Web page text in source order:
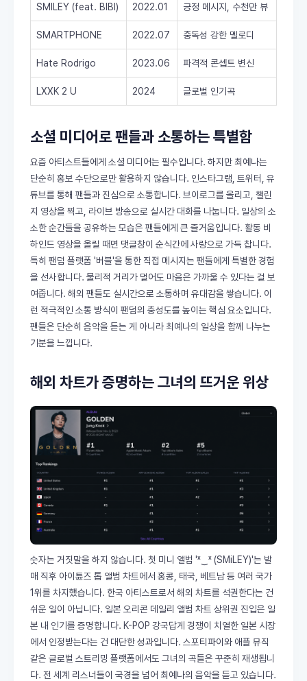
SMILEY (feat. BIBI) 2022.01 긍정 메시지, 수천만 뷰
SMARTPHONE 2022.07 중독성 강한 멜로디
Hate Rodrigo 2023.06 파격적 콘셉트 변신
LXXK 2 U 2024 글로벌 인기곡
소셜 미디어로 팬들과 소통하는 특별함
요즘 아티스트들에게 소셜 미디어는 필수입니다. 하지만 최예나는
단순히 홍보 수단으로만 활용하지 않습니다. 인스타그램, 트위터, 유
튜브를 통해 팬들과 진심으로 소통합니다. 브이로그를 올리고, 챌린
지 영상을 찍고, 라이브 방송으로 실시간 대화를 나눕니다. 일상의 소
소한 순간들을 공유하는 모습은 팬들에게 큰 즐거움입니다. 활동 비
하인드 영상을 올릴 때면 댓글창이 순식간에 사랑으로 가득 찹니다.
특히 팬덤 플랫폼 '버블'을 통한 직접 메시지는 팬들에게 특별한 경험
을 선사합니다. 물리적 거리가 멀어도 마음은 가까울 수 있다는 걸 보
여줍니다. 해외 팬들도 실시간으로 소통하며 유대감을 쌓습니다. 이
런 적극적인 소통 방식이 팬덤의 충성도를 높이는 핵심 요소입니다.
팬들은 단순히 음악을 듣는 게 아니라 최예나의 일상을 함께 나누는
기분을 느낍니다.
해외 차트가 증명하는 그녀의 뜨거운 위상
숫자는 거짓말을 하지 않습니다. 첫 미니 앨범 'ˣ‿ˣ (SMiLEY)'는 발
매 직후 아이튠즈 톱 앨범 차트에서 홍콩, 태국, 베트남 등 여러 국가
1위를 차지했습니다. 한국 아티스트로서 해외 차트를 석권한다는 건
쉬운 일이 아닙니다. 일본 오리콘 데일리 앨범 차트 상위권 진입은 일
본 내 인기를 증명합니다. K-POP 강국답게 경쟁이 치열한 일본 시장
에서 인정받는다는 건 대단한 성과입니다. 스포티파이와 애플 뮤직
같은 글로벌 스트리밍 플랫폼에서도 그녀의 곡들은 꾸준히 재생됩니
다. 전 세계 리스너들이 국경을 넘어 최예나의 음악을 듣고 있습니다.